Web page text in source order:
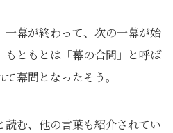
幕が終わって、次の一幕が始
もともとは「幕の合間」と呼ば
幕間となったそう。
む、他の言葉も紹介されてい